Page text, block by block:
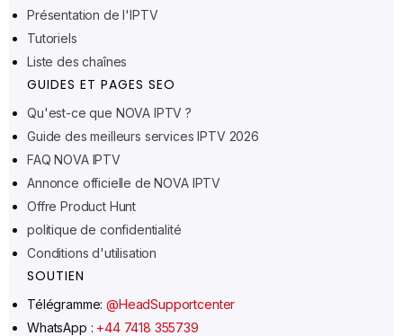
Présentation de l'IPTV
Tutoriels
Liste des chaînes
GUIDES ET PAGES SEO
Qu'est-ce que NOVA IPTV ?
Guide des meilleurs services IPTV 2026
FAQ NOVA IPTV
Annonce officielle de NOVA IPTV
Offre Product Hunt
politique de confidentialité
Conditions d'utilisation
SOUTIEN
Télégramme:@HeadSupportcenter
WhatsApp : +44 7418 355739
Русский